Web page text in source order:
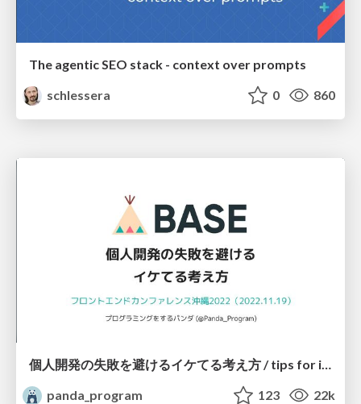
The agentic SEO stack - context over prompts
schlessera
0 860
個人開発の失敗を避けるイケてる考え方 / tips for indie hackers
panda_program
123 22k